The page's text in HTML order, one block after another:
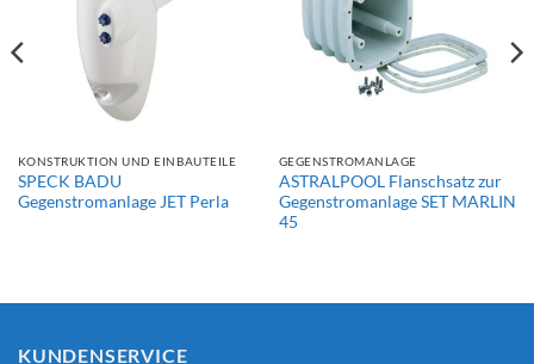
KONSTRUKTION UND EINBAUTEILE
SPECK BADU
Gegenstromanlage JET Perla
GEGENSTROMANLAGE
ASTRALPOOL Flanschsatz zur
Gegenstromanlage SET MARLIN
45
KUNDENSERVICE